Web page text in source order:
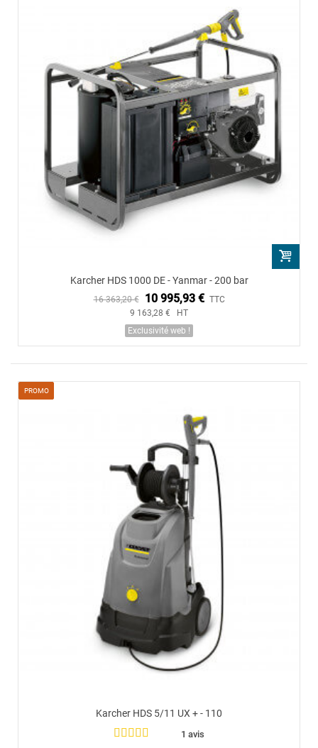
Karcher HDS 1000 DE - Yanmar - 200 bar
16 363,20 € 10 995,93 € TTC
9 163,28 € HT
Exclusivité web !
PROMO
Karcher HDS 5/11 UX + - 110
1 avis